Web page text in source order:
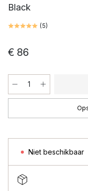
Black
(5)
€ 86
Niet beschikbaar